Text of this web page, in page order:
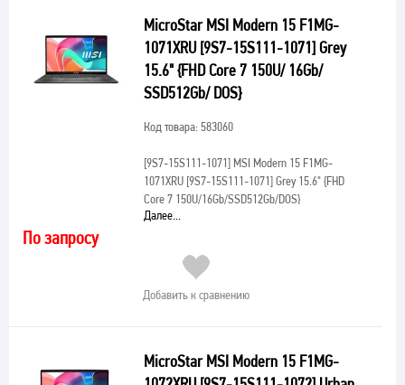
MicroStar MSI Modern 15 F1MG-
1071XRU [9S7-15S111-1071] Grey
15.6" {FHD Core 7 150U/ 16Gb/
SSD512Gb/ DOS}
Код товара: 583060
[9S7-15S111-1071]MSI Modern 15 F1MG-
1071XRU [9S7-15S111-1071] Grey 15.6" {FHD
Core 7 150U/16Gb/SSD512Gb/DOS}
Далее...
По запросу
Добавить к сравнению
MicroStar MSI Modern 15 F1MG-